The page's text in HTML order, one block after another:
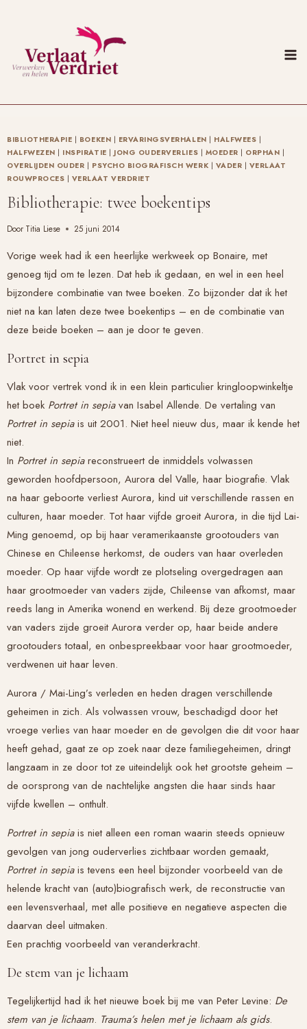
inhoud
BIBLIOTHERAPIE | BOEKEN | ERVARINGSVERHALEN | HALFWEES |
HALFWEZEN | INSPIRATIE |JONG OUDERVERLIES | MOEDER | ORPHAN |
OVERLIJDEN OUDER | PSYCHO BIOGRAFISCH WERK | VADER | VERLAAT
ROUWPROCES | VERLAAT VERDRIET
Bibliotherapie: twee boekentips
Door Titia Liese 25 juni 2014
Vorige week had ik een heerlijke werkweek op Bonaire, met
genoeg tijd om te lezen. Dat heb ik gedaan, en wel in een heel
bijzondere combinatie van twee boeken. Zo bijzonder dat ik het
niet na kan laten deze twee boekentips – en de combinatie van
deze beide boeken – aan je door te geven.
Portret in sepia
Vlak voor vertrek vond ik in een klein particulier kringloopwinkeltje
het boek Portret in sepiavan Isabel Allende. De vertaling van
Portret in sepiais uit 2001. Niet heel nieuw dus, maar ik kende het
niet.
In Portret in sepiareconstrueert de inmiddels volwassen
geworden hoofdpersoon, Aurora del Valle, haar biografie. Vlak
na haar geboorte verliest Aurora, kind uit verschillende rassen en
culturen, haar moeder. Tot haar vijfde groeit Aurora, in die tijd Lai-
Ming genoemd, op bij haar veramerikaanste grootouders van
Chinese en Chileense herkomst, de ouders van haar overleden
moeder. Op haar vijfde wordt ze plotseling overgedragen aan
haar grootmoeder van vaders zijde, Chileense van afkomst, maar
reeds lang in Amerika wonend en werkend. Bij deze grootmoeder
van vaders zijde groeit Aurora verder op, haar beide andere
grootouders totaal, en onbespreekbaar voor haar grootmoeder,
verdwenen uit haar leven.
Aurora / Mai-Ling’s verleden en heden dragen verschillende
geheimen in zich. Als volwassen vrouw, beschadigd door het
vroege verlies van haar moeder en de gevolgen die dit voor haar
heeft gehad, gaat ze op zoek naar deze familiegeheimen, dringt
langzaam in ze door tot ze uiteindelijk ook het grootste geheim –
de oorsprong van de nachtelijke angsten die haar sinds haar
vijfde kwellen – onthult.
Portret in sepiais niet alleen een roman waarin steeds opnieuw
gevolgen van jong ouderverlies zichtbaar worden gemaakt,
Portret in sepiais tevens een heel bijzonder voorbeeld van de
helende kracht van (auto)biografisch werk, de reconstructie van
een levensverhaal, met alle positieve en negatieve aspecten die
daarvan deel uitmaken.
Een prachtig voorbeeld van veranderkracht.
De stem van je lichaam
Tegelijkertijd had ik het nieuwe boek bij me van Peter Levine: De
stem van je lichaam. Trauma’s helen met je lichaam als gids.